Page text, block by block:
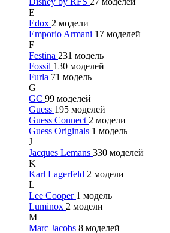
E
Edox 2 модели
Emporio Armani 17 моделей
F
Festina 231 модель
Fossil 130 моделей
Furla 71 модель
G
GC 99 моделей
Guess 195 моделей
Guess Connect 2 модели
Guess Originals 1 модель
J
Jacques Lemans 330 моделей
K
Karl Lagerfeld 2 модели
L
Lee Cooper 1 модель
Luminox 2 модели
M
Marc Jacobs 8 моделей